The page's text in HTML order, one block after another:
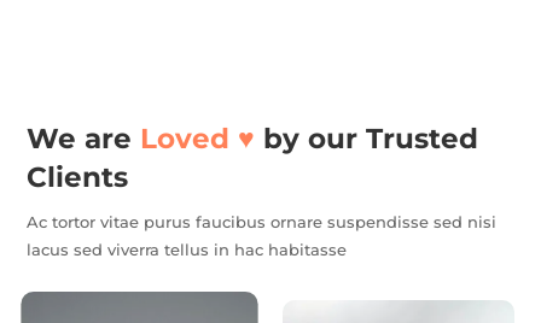
We are Loved ♥️ by our Trusted
Clients
Ac tortor vitae purus faucibus ornare suspendisse sed nisi
lacus sed viverra tellus in hac habitasse